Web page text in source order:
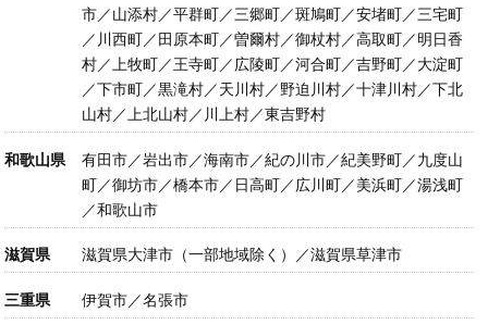
市／山添村／平群町／三郷町／斑鳩町／安堵町／三宅町
／川西町／田原本町／曽爾村／御杖村／高取町／明日香
村／上牧町／王寺町／広陵町／河合町／吉野町／大淀町
／下市町／黒滝村／天川村／野迫川村／十津川村／下北
山村／上北山村／川上村／東吉野村
和歌山県
有田市／岩出市／海南市／紀の川市／紀美野町／九度山
町／御坊市／橋本市／日高町／広川町／美浜町／湯浅町
／和歌山市
滋賀県 滋賀県大津市（一部地域除く）／滋賀県草津市
三重県 伊賀市／名張市